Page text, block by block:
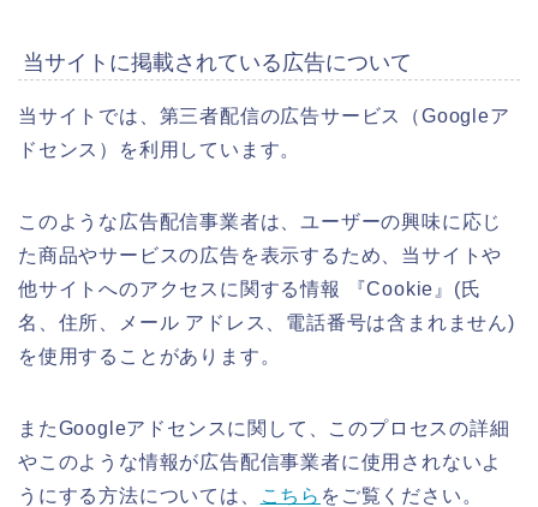
当サイトに掲載されている広告について
当サイトでは、第三者配信の広告サービス（Googleア
ドセンス）を利用しています。
このような広告配信事業者は、ユーザーの興味に応じ
た商品やサービスの広告を表示するため、当サイトや
他サイトへのアクセスに関する情報 『Cookie』(氏
名、住所、メール アドレス、電話番号は含まれません)
を使用することがあります。
またGoogleアドセンスに関して、このプロセスの詳細
やこのような情報が広告配信事業者に使用されないよ
うにする方法については、
こちら をご覧ください。